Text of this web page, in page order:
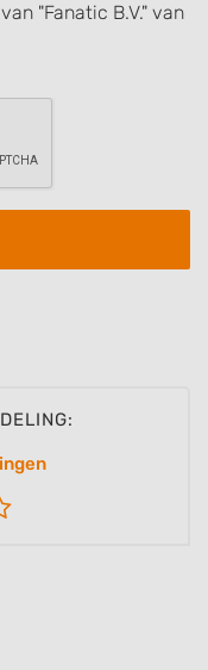
van "Fanatic B.V." van